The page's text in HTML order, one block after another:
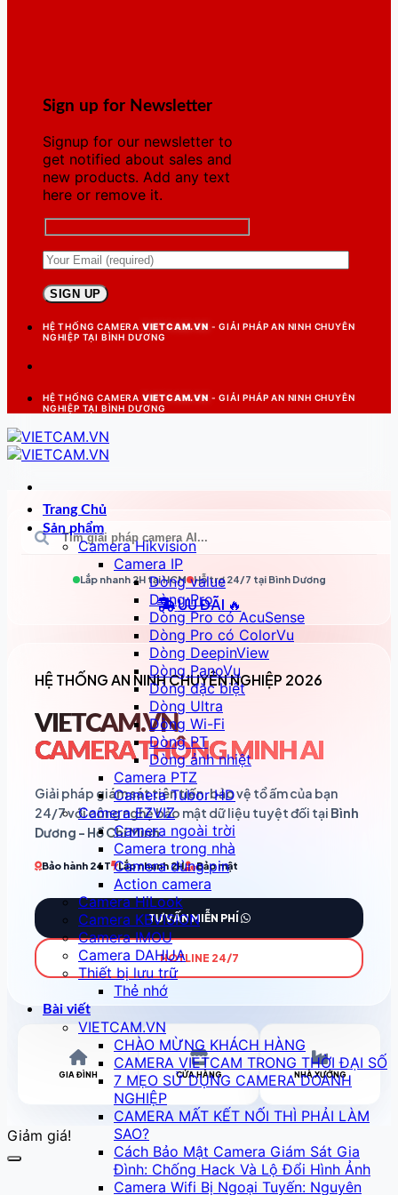
Sign up for Newsletter
Signup for our newsletter to
get notified about sales and
new products. Add any text
here or remove it.
HỆ THỐNG CAMERA VIETCAM.VN - GIẢI PHÁP AN NINH CHUYÊN
NGHIỆP TẠI BÌNH DƯƠNG
HỆ THỐNG CAMERA VIETCAM.VN - GIẢI PHÁP AN NINH CHUYÊN
NGHIỆP TẠI BÌNH DƯƠNG
Trang Chủ
Sản phẩm
Camera Hikvision
Camera IP
Dòng value
Dòng Pro
Dòng Pro có AcuSense
Dòng Pro có ColorVu
Dòng DeepinView
Dòng PanoVu
Dòng đặc biệt
Dòng Ultra
Dòng Wi-Fi
Dòng PT
Dòng ảnh nhiệt
Camera PTZ
Camera Tubor HD
Camera EZVIZ
Camera ngoài trời
Camera trong nhà
Camera dùng pin
Action camera
Camera HiLook
Camera KBVISION
Camera IMOU
Camera DAHUA
Thiết bị lưu trữ
Thẻ nhớ
Bài viết
VIETCAM.VN
CHÀO MỪNG KHÁCH HÀNG
CAMERA VIETCAM TRONG THỜI ĐẠI SỐ
7 MẸO SỬ DỤNG CAMERA DOANH
NGHIỆP
CAMERA MẤT KẾT NỐI THÌ PHẢI LÀM
SAO?
Cách Bảo Mật Camera Giám Sát Gia
Đình: Chống Hack Và Lộ Đổi Hình Ảnh
Camera Wifi Bị Ngoại Tuyến: Nguyên
Lắp nhanh 2H tạiHCM Hỗ trợ 24/7 tại Bình Dương
ƯU ĐÃI 🔥
HỆ THỐNG AN NINH CHUYÊN NGHIỆP 2026
VIETCAM.VN
CAMERA THÔNG MINH AI
Giải pháp giám sát tiên tiến, bảo vệ tổ ấm của bạn
24/7 với công nghệ bảo mật dữ liệu tuyệt đối tại Bình
Dương - Hồ Chí Minh.
Bảo hành 24T Lắp nhanh 2H Bảo mật
TƯ VẤN MIỄN PHÍ
HOTLINE 24/7
GIA ĐÌNH CỬA HÀNG NHÀ XƯỞNG
Giảm giá!